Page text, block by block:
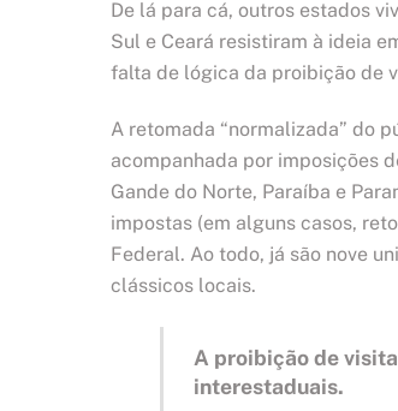
De lá para cá, outros estados
Sul e Ceará resistiram à ideia
falta de lógica da proibição de
A retomada “normalizada” do
acompanhada por imposições
Gande do Norte, Paraíba e
impostas (em alguns casos,
Federal. Ao todo, já são nove
clássicos locais.
A proibição de
interestaduais.